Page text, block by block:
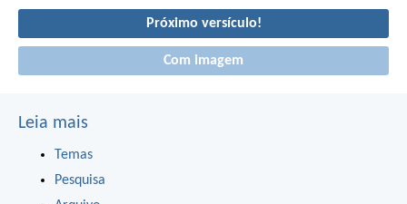
Próximo versículo!
Com imagem
Leia mais
Temas
Pesquisa